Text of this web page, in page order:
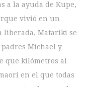
a la ayuda de Kupe,
vivió en un
liberada, Matariki se
Michael y
que kilómetros al
en el que todas